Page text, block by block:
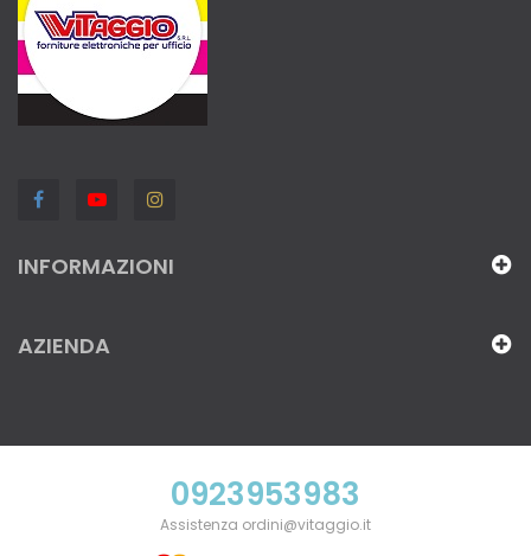
INFORMAZIONI
AZIENDA
0923953983
Assistenza ordini@vitaggio.it